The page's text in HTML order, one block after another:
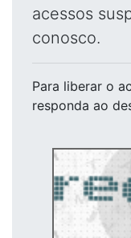
acessos
conosco.
Para liberar o
responda ao